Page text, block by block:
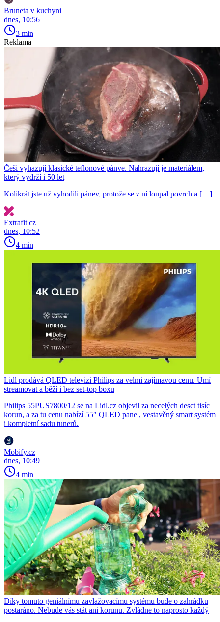
Bruneta v kuchyni
dnes, 10:56
3 min
Reklama
Češi vyhazují klasické teflonové pánve. Nahrazují je materiálem,
který vydrží i 50 let
Kolikrát jste už vyhodili pánev, protože se z ní loupal povrch a […]
Extrafit.cz
dnes, 10:52
4 min
Lidl prodává QLED televizi Philips za velmi zajímavou cenu. Umí
streamovat a běží i bez set-top boxu
Philips 55PUS7800/12 se na Lidl.cz objevil za necelých deset tisíc
korun, a za tu cenu nabízí 55″ QLED panel, vestavěný smart systém
i kompletní sadu tunerů.
Mobify.cz
dnes, 10:49
4 min
Díky tomuto geniálnímu zavlažovacímu systému bude o zahrádku
postaráno. Nebude vás stát ani korunu. Zvládne to naprosto každý